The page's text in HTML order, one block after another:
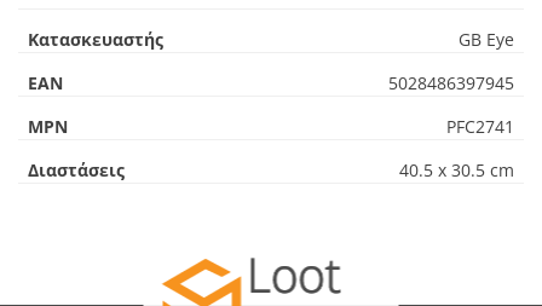
Κατασκευαστής
GB Eye
EAN
5028486397945
MPN
PFC2741
Διαστάσεις
40.5 x 30.5 cm